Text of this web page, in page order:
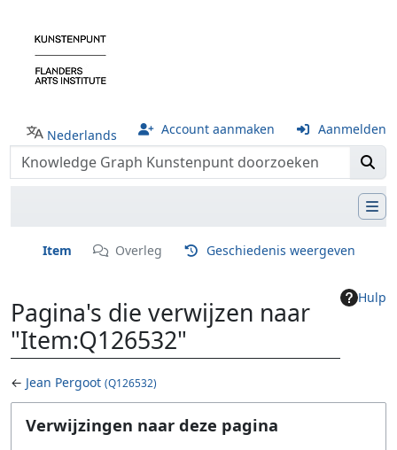
Nederlands Account aanmaken Aanmelden
Item Overleg Geschiedenis weergeven
Hulp
Pagina's die verwijzen naar
"Item:Q126532"
← Jean Pergoot (Q126532)
Ga naar:navigatie,zoeken
Verwijzingen naar deze pagina